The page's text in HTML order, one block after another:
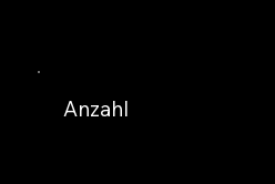
Anzahl